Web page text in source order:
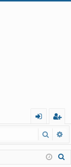
i
eg
ist
re
Otsi